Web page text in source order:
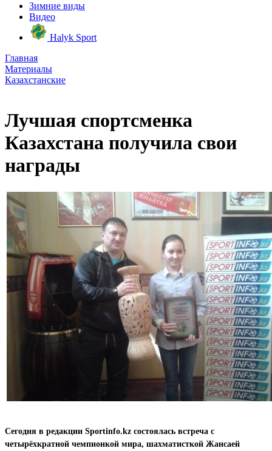
Зимние виды
Видео
Halyk Sport
Главная
Материалы
Казахстанские
Лучшая спортсменка
Казахстана получила свои
награды
Сегодня в редакции Sportinfo.kz состоялась встреча с
четырёхкратной чемпионкой мира, шахматисткой Жансаей